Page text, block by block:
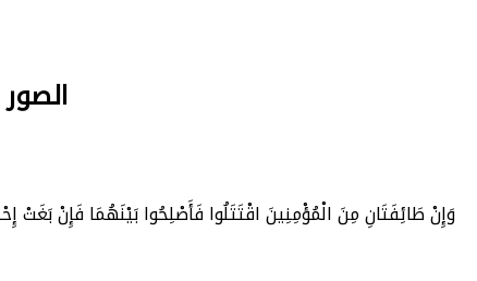
الصور
وَإِنْ طَائِفَتَانِ مِنَ الْمُؤْمِنِينَ اقْتَتَلُوا فَأَصْلِحُوا بَيْنَهُمَا فَإِنْ